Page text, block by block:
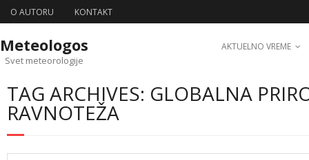
O AUTORU KONTAKT
Meteologos
Svet meteorologije
AKTUELNO VREME
TAG ARCHIVES: GLOBALNA
RAVNOTEŽA